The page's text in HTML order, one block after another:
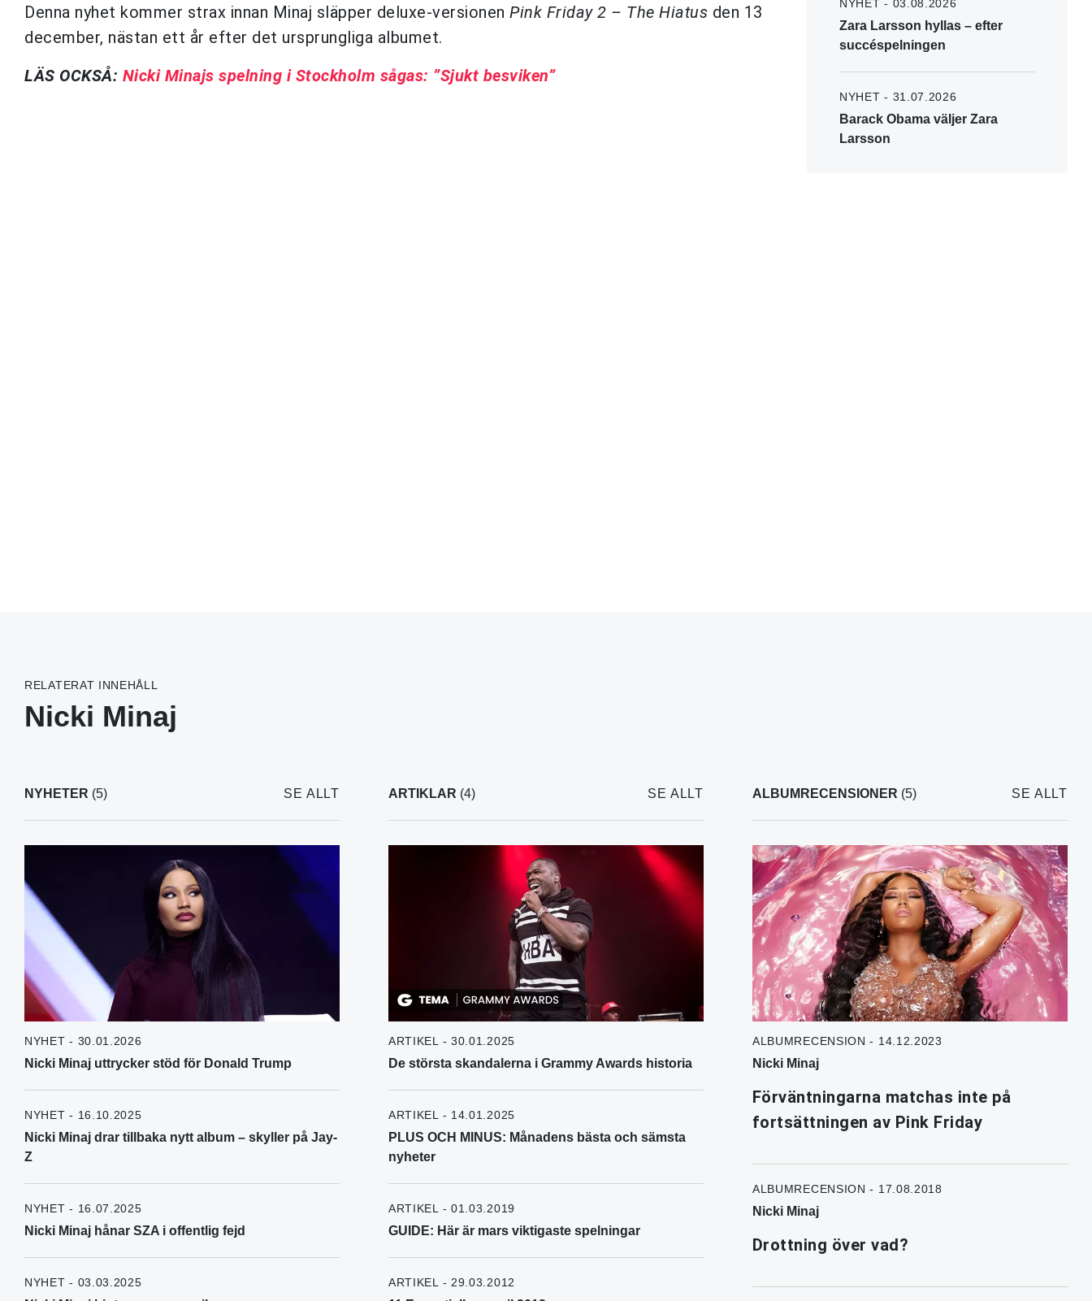
Denna nyhet kommer strax innan Minaj släpper deluxe-versionen Pink Friday 2 – The Hiatus den 13
december, nästan ett år efter det ursprungliga albumet.
LÄS OCKSÅ: Nicki Minajs spelning i Stockholm sågas: ”Sjukt besviken”
NYHET - 03.08.2026
Zara Larsson hyllas – efter
succéspelningen
NYHET - 31.07.2026
Barack Obama väljer Zara
Larsson
RELATERAT INNEHÅLL
Nicki Minaj
NYHETER (5) SE ALLT
NYHET - 30.01.2026
Nicki Minaj uttrycker stöd för Donald Trump
NYHET - 16.10.2025
Nicki Minaj drar tillbaka nytt album – skyller på Jay-
Z
NYHET - 16.07.2025
Nicki Minaj hånar SZA i offentlig fejd
NYHET - 03.03.2025
ARTIKLAR (4) SE ALLT
ARTIKEL - 30.01.2025
De största skandalerna i Grammy Awards historia
ARTIKEL - 14.01.2025
PLUS OCH MINUS: Månadens bästa och sämsta
nyheter
ARTIKEL - 01.03.2019
GUIDE: Här är mars viktigaste spelningar
ARTIKEL - 29.03.2012
ALBUMRECENSIONER (5) SE ALLT
ALBUMRECENSION - 14.12.2023
Nicki Minaj
Förväntningarna matchas inte på
fortsättningen av Pink Friday
ALBUMRECENSION - 17.08.2018
Nicki Minaj
Drottning över vad?